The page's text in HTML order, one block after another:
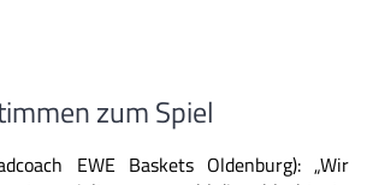
zum Spiel
EWE Baskets Oldenburg): „Wir